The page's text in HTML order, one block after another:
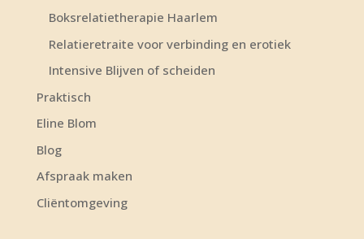
Boksrelatietherapie Haarlem
Relatieretraite voor verbinding en erotiek
Intensive Blijven of scheiden
Praktisch
Eline Blom
Blog
Afspraak maken
Cliëntomgeving